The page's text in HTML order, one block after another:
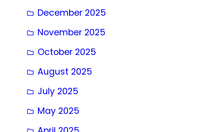
December 2025
November 2025
October 2025
August 2025
July 2025
May 2025